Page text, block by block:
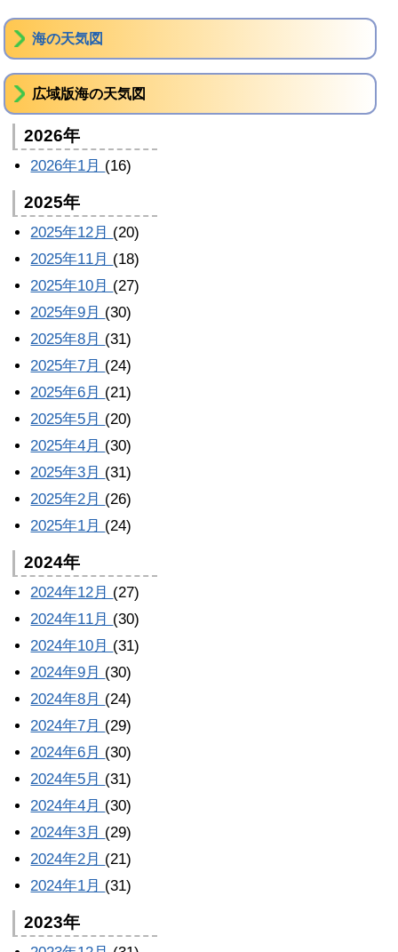
海の天気図
広域版海の天気図
2026年
2026年1月 (16)
2025年
2025年12月 (20)
2025年11月 (18)
2025年10月 (27)
2025年9月 (30)
2025年8月 (31)
2025年7月 (24)
2025年6月 (21)
2025年5月 (20)
2025年4月 (30)
2025年3月 (31)
2025年2月 (26)
2025年1月 (24)
2024年
2024年12月 (27)
2024年11月 (30)
2024年10月 (31)
2024年9月 (30)
2024年8月 (24)
2024年7月 (29)
2024年6月 (30)
2024年5月 (31)
2024年4月 (30)
2024年3月 (29)
2024年2月 (21)
2024年1月 (31)
2023年